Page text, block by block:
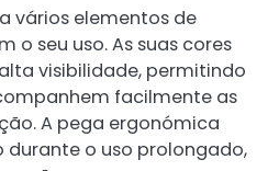
vários elementos de
o seu uso. As suas cores
visibilidade, permitindo
facilmente as
A pega ergonómica
o uso prolongado,